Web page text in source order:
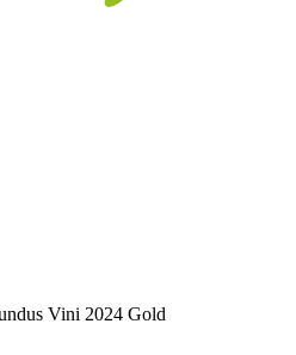
Vini 2024 Gold